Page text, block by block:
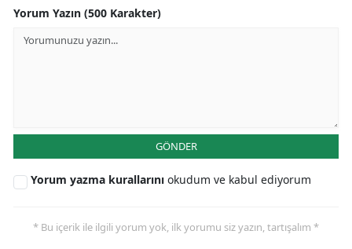
Yorum Yazın (500 Karakter)
GÖNDER
Yorum yazma kurallarını okudum ve kabul ediyorum
* Bu içerik ile ilgili yorum yok, ilk yorumu siz yazın, tartışalım *